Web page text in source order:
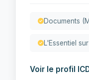
Documents
L'Essentiel
Voir le profil